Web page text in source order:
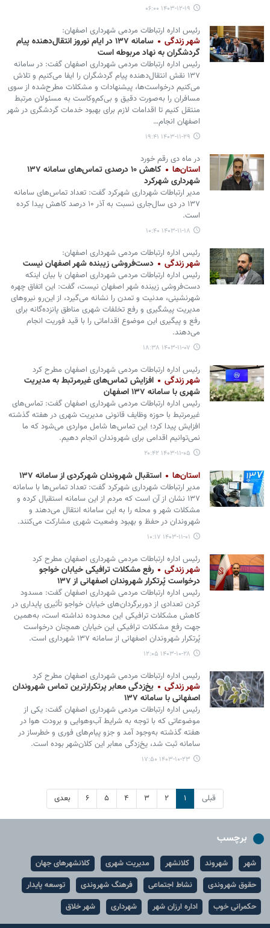
۱۴۰۳-۱۲-۱۹ ۰۶:۰۰
رئیس اداره ارتباطات مردمی شهرداری اصفهان:
شهر زندگی
سامانه ۱۳۷ در ایام نوروز انتقال‌دهنده پیام
گردشگران به نهاد مربوطه است
رئیس اداره ارتباطات مردمی شهرداری اصفهان گفت: در سامانه
۱۳۷ نقش انتقال‌دهنده پیام گردشگران را ایفا می‌کنیم و تلاش
می‌کنیم درخواست‌ها، پیشنهادات و مشکلات مطرح‌شده از سوی
مسافران را به‌صورت دقیق و بی‌کم‌وکاست به مسئولان مرتبط
منتقل کنیم تا اقدامات لازم برای بهبود خدمات گردشگری در شهر
اصفهان انجام…
۱۴۰۳-۱۱-۲۹ ۱۹:۴۱
در ماه دی رقم خورد
استان‌ها
کاهش ۱۰ درصدی تماس‌های سامانه ۱۳۷
شهرداری شهرکرد
مدیر ارتباطات شهرداری شهرکرد گفت: تعداد تماس‌های سامانه
۱۳۷ در دی سال‌جاری نسبت به آذر ۱۰ درصد کاهش پیدا کرده
است.
۱۴۰۳-۱۱-۱۸ ۱۰:۴۰
رئیس اداره ارتباطات مردمی شهرداری اصفهان:
شهر زندگی دست‌فروشی زیبنده شهر اصفهان نیست
رئیس اداره ارتباطات مردمی شهرداری اصفهان با بیان اینکه
دست‌فروشی زیبنده شهر اصفهان نیست، گفت: این اتفاق چهره
شهرنشینی، مدنیت و تمدن را نشانه می‌گیرد، از این‌رو نیروهای
مدیریت پیشگیری و رفع تخلفات شهری مناطق پانزده‌گانه برای
رفع و پیگیری این موضوع اقداماتی را با قید فوریت انجام
می‌دهند.
۱۴۰۳-۱۱-۰۷ ۱۸:۳۸
رئیس اداره ارتباطات مردمی شهرداری اصفهان مطرح کرد
شهر زندگی
افزایش تماس‌های غیرمرتبط به مدیریت
شهری با سامانه ۱۳۷ اصفهان
رئیس اداره ارتباطات مردمی شهرداری اصفهان گفت: تماس‌های
غیرمرتبط با حوزه وظایف قانونی مدیریت شهری در هفته گذشته
افزایش پیدا کرد؛ این تماس‌ها شامل مواردی می‌شود که ما
نمی‌توانیم اقدامی برای شهروندان انجام دهیم.
۱۴۰۳-۱۱-۰۵ ۲۰:۴۲
استان‌ها استقبال شهروندان شهرکردی از سامانه ۱۳۷
مدیر ارتباطات شهرداری شهرکرد گفت: تعداد تماس‌ها با سامانه
۱۳۷ نشان از آن است که مردم از این سامانه استقبال کرده و
مشکلات شهر و محله را به این سامانه انتقال می‌دهند و
شهروندان در حفظ و بهبود وضعیت شهری مشارکت می‌کنند.
۱۴۰۳-۱۱-۰۱ ۱۰:۱۷
رئیس اداره ارتباطات مردمی شهرداری اصفهان مطرح کرد
شهر زندگی
رفع مشکلات ترافیکی خیابان خواجو
درخواست پُرتکرار شهروندان اصفهانی از ۱۳۷
رئیس اداره ارتباطات مردمی شهرداری اصفهان گفت: مسدود
کردن تعدادی از دوربرگردان‌های خیابان خواجو تأثیری پایداری در
کاهش مشکلات ترافیکی این محدوده نداشته است، به‌همین
جهت رفع مشکلات ترافیکی این خیابان همچنان درخواست
پُرتکرار شهروندان اصفهانی از سامانه ۱۳۷ شهرداری است.
۱۴۰۳-۱۰-۲۸ ۱۲:۰۵
رئیس اداره ارتباطات مردمی شهرداری اصفهان مطرح کرد
شهر زندگی
یخ‌زدگی معابر پرتکرارترین تماس شهروندان
اصفهانی با سامانه ۱۳۷
رئیس اداره ارتباطات مردمی شهرداری اصفهان گفت: یکی از
موضوعاتی که با توجه به شرایط آب‌وهوایی و برودت هوا در
هفته گذشته به‌وجود آمد و جزو پیام‌های فوری و خطرساز در
سامانه ثبت شد، یخ‌زدگی معابر این کلان‌شهر بوده است.
۱۴۰۳-۱۰-۲۳ ۱۷:۵۰
قبلی ۱ ۲ ۳ ۴ ۵ ۶ بعدی
برچسب
شهر شهروند کلانشهر مدیریت شهری
کلانشهرهای جهان
حقوق شهروندی
نشاط اجتماعی فرهنگ شهروندی
توسعه پایدار
حکمرانی خوب
اداره ارزان شهر شهرداری شهر خلاق